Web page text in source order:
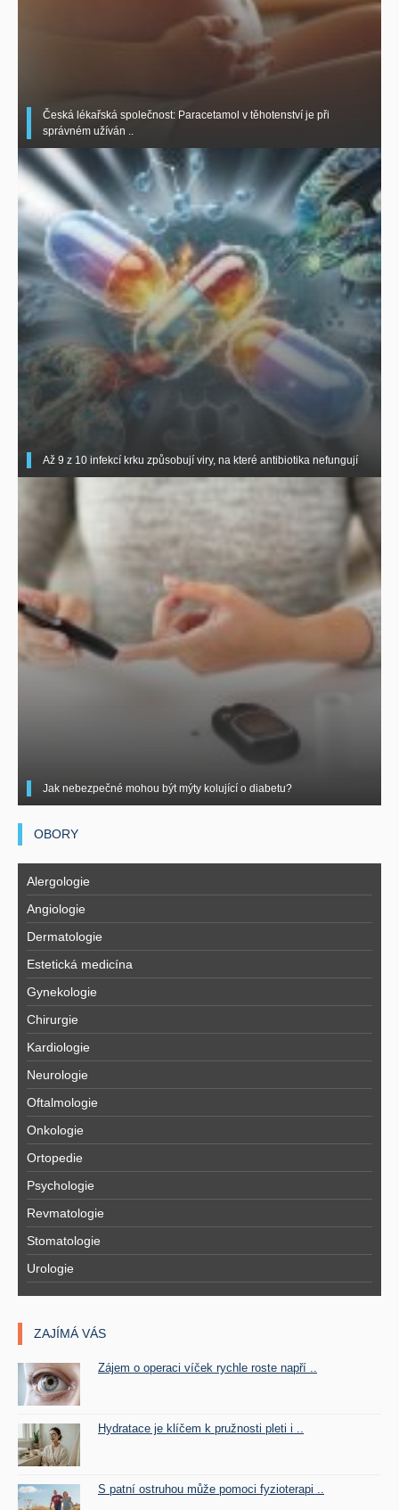
Česká lékařská společnost: Paracetamol v těhotenství je při
správném užíván ..
Až 9 z 10 infekcí krku způsobují viry, na které antibiotika nefungují
Jak nebezpečné mohou být mýty kolující o diabetu?
OBORY
Alergologie
Angiologie
Dermatologie
Estetická medicína
Gynekologie
Chirurgie
Kardiologie
Neurologie
Oftalmologie
Onkologie
Ortopedie
Psychologie
Revmatologie
Stomatologie
Urologie
ZAJÍMÁ VÁS
Zájem o operaci víček rychle roste napří ..
Hydratace je klíčem k pružnosti pleti i ..
S patní ostruhou může pomoci fyzioterapi ..